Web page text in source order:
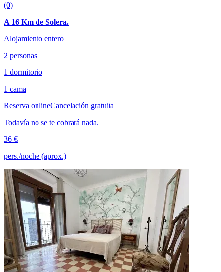
(0)
A 16 Km de Solera.
Alojamiento entero
2 personas
1 dormitorio
1 cama
Reserva onlineCancelación gratuita
Todavía no se te cobrará nada.
36 €
pers./noche (aprox.)